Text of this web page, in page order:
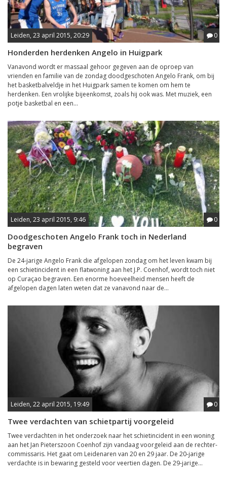
Leiden, 23 april 2015, 20:29 0
Honderden herdenken Angelo in Huigpark
Vanavond wordt er massaal gehoor gegeven aan de oproep van
vrienden en familie van de zondag doodgeschoten Angelo Frank, om bij
het basketbalveldje in het Huigpark samen te komen om hem te
herdenken. Een vrolijke bijeenkomst, zoals hij ook was. Met muziek, een
potje basketbal en een...
Leiden, 23 april 2015, 9:46 0
Doodgeschoten Angelo Frank toch in Nederland
begraven
De 24-jarige Angelo Frank die afgelopen zondag om het leven kwam bij
een schietincident in een flatwoning aan het J.P. Coenhof, wordt toch niet
op Curaçao begraven. Een enorme hoeveelheid mensen heeft de
afgelopen dagen laten weten dat ze vanavond naar de...
Leiden, 22 april 2015, 19:49 0
Twee verdachten van schietpartij voorgeleid
Twee verdachten in het onderzoek naar het schietincident in een woning
aan het Jan Pieterszoon Coenhof zijn vandaag voorgeleid aan de rechter-
commissaris. Het gaat om Leidenaren van 20 en 29 jaar. De 20-jarige
verdachte is in bewaring gesteld voor veertien dagen. De 29-jarige...